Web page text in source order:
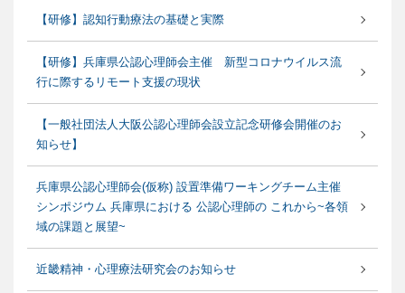
【研修】認知行動療法の基礎と実際
【研修】兵庫県公認心理師会主催 新型コロナウイルス流
行に際するリモート支援の現状
【一般社団法人大阪公認心理師会設立記念研修会開催のお
知らせ】
兵庫県公認心理師会(仮称) 設置準備ワーキングチーム主催
シンポジウム 兵庫県における 公認心理師の これから~各領
域の課題と展望~
近畿精神・心理療法研究会のお知らせ